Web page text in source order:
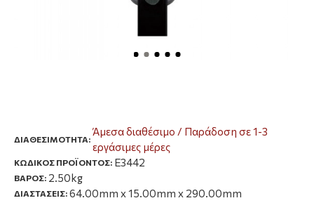
ΔΙΑΘΕΣΙΜΌΤΗΤΑ:
Άμεσα διαθέσιμο / Παράδοση σε 1-3
εργάσιμες μέρες
ΚΩΔΙΚΟΣ ΠΡΟΪΟΝΤΟΣ: E3442
ΒΑΡΟΣ: 2.50kg
ΔΙΑΣΤΑΣΕΙΣ: 64.00mm x 15.00mm x 290.00mm